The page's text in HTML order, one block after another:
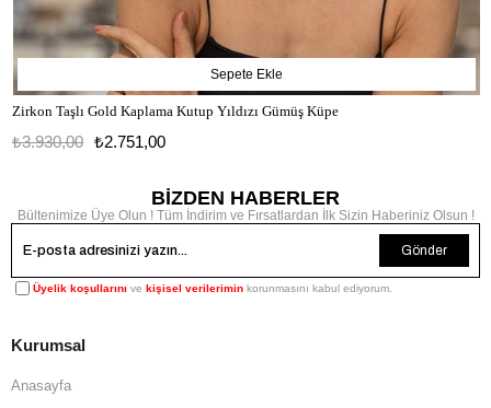
Zirkon Taşlı Gold Kaplama Kutup Yıldızı Gümüş Küpe
₺2.751,00
₺3.930,00
Sepete Ekle
BİZDEN HABERLER
Bültenimize Üye Olun ! Tüm İndirim ve Fırsatlardan İlk Sizin Haberiniz Olsun !
Gönder
Üyelik koşullarını ve kişisel verilerimin korunmasını kabul ediyorum.
Kurumsal
Anasayfa